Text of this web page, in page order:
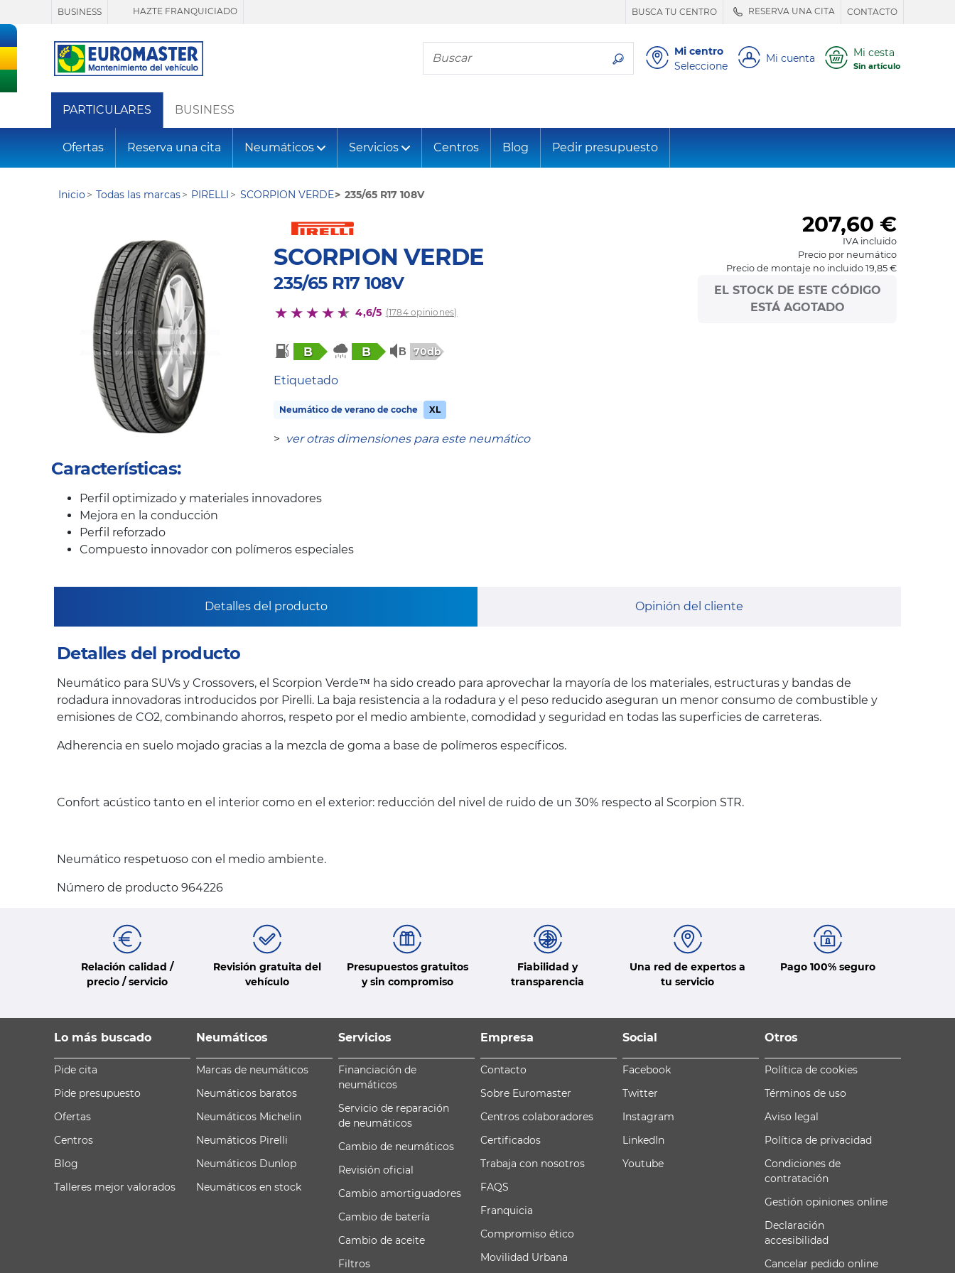
BUSINESS HAZTE FRANQUICIADO BUSCA TU CENTRO RESERVA UNA CITA CONTACTO
Busca tu neumático
Mi centro
Seleccione
Mi cuenta Mi cesta
Sin artículo
PARTICULARES BUSINESS
Ofertas Reserva una cita Neumáticos Servicios Centros Blog Pedir presupuesto
Inicio Todas las marcas PIRELLI SCORPION VERDE 235/65 R17 108V
SCORPION VERDE
235/65 R17 108V
4,6/5 (1784 opiniones)
B B 70db
Etiquetado
Neumático de verano de coche XL
> ver otras dimensiones para este neumático
207,60 €
IVA incluido
Precio por neumático
Precio de montaje no incluido 19,85 €
EL STOCK DE ESTE CÓDIGO
ESTÁ AGOTADO
Características:
Perfil optimizado y materiales innovadores
Mejora en la conducción
Perfil reforzado
Compuesto innovador con polímeros especiales
Detalles del producto Opinión del cliente
Detalles del producto
Neumático para SUVs y Crossovers, el Scorpion Verde™ ha sido creado para aprovechar la mayoría de los materiales, estructuras y bandas de
rodadura innovadoras introducidos por Pirelli. La baja resistencia a la rodadura y el peso reducido aseguran un menor consumo de combustible y
emisiones de CO2, combinando ahorros, respeto por el medio ambiente, comodidad y seguridad en todas las superficies de carreteras.
Adherencia en suelo mojado gracias a la mezcla de goma a base de polímeros específicos.
Confort acústico tanto en el interior como en el exterior: reducción del nivel de ruido de un 30% respecto al Scorpion STR.
Neumático respetuoso con el medio ambiente.
Número de producto 964226
Relación calidad /
precio / servicio
Revisión gratuita del
vehículo
Presupuestos gratuitos
y sin compromiso
Fiabilidad y
transparencia
Una red de expertos a
tu servicio
Pago 100% seguro
Lo más buscado
Pide cita
Pide presupuesto
Ofertas
Centros
Blog
Talleres mejor valorados
Neumáticos
Marcas de neumáticos
Neumáticos baratos
Neumáticos Michelin
Neumáticos Pirelli
Neumáticos Dunlop
Neumáticos en stock
Servicios
Financiación de
neumáticos
Servicio de reparación
de neumáticos
Cambio de neumáticos
Revisión oficial
Cambio amortiguadores
Cambio de batería
Cambio de aceite
Filtros
Empresa
Contacto
Sobre Euromaster
Centros colaboradores
Certificados
Trabaja con nosotros
FAQS
Franquicia
Compromiso ético
Movilidad Urbana
Social
Facebook
Twitter
Instagram
LinkedIn
Youtube
Otros
Política de cookies
Términos de uso
Aviso legal
Política de privacidad
Condiciones de
contratación
Gestión opiniones online
Declaración
accesibilidad
Cancelar pedido online